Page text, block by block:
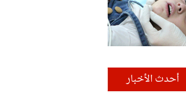
أحدث الأخبار